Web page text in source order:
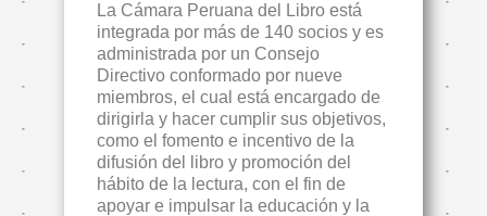
La Cámara Peruana del Libro está
integrada por más de 140 socios y es
administrada por un Consejo
Directivo conformado por nueve
miembros, el cual está encargado de
dirigirla y hacer cumplir sus objetivos,
como el fomento e incentivo de la
difusión del libro y promoción del
hábito de la lectura, con el fin de
apoyar e impulsar la educación y la